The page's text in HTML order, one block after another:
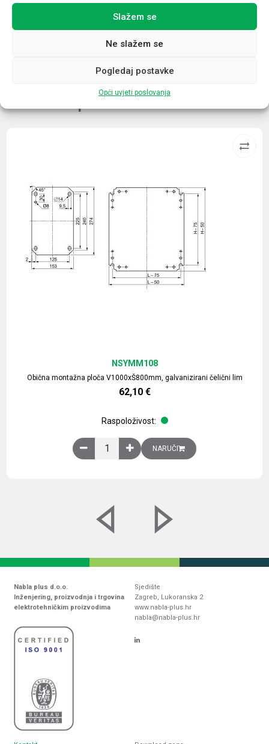
Slažem se
Ne slažem se
Pogledaj postavke
Opći uvjeti poslovanja
Daljinska indikacija
Obična montažna ploča V1000xŠ800mm, galvanizirani čelični lim
NSYMM108
62,10 €
Raspoloživost:
Obična montažna ploča V1000xŠ800mm,
NARUČI
Nabla plus d.o.o.
Inženjering, proizvodnja i trgovina
elektrotehničkim proizvodima
Sjedište
Zagreb, Lukoranska 2
www.nabla-plus.hr
nabla@nabla-plus.hr